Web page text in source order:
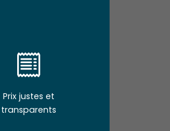
Prix justes et
transparents